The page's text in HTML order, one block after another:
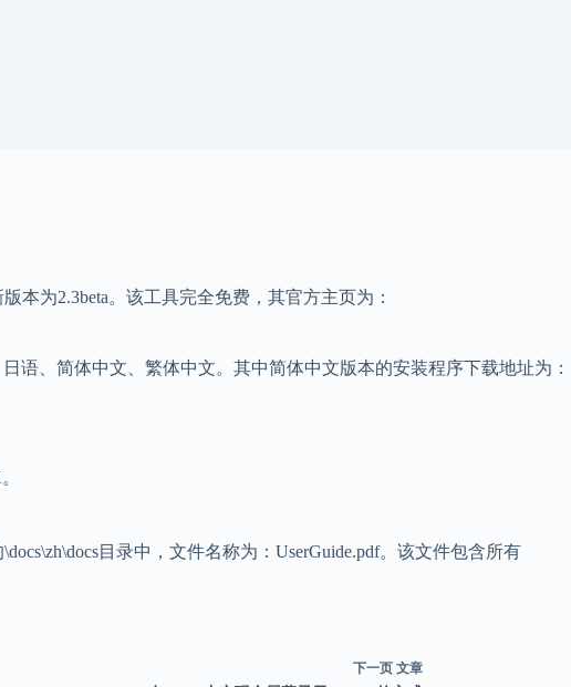
本为2.3beta。该工具完全免费，其官方主页为：
语、简体中文、繁体中文。其中简体中文版本的安装程序下载地址为：
目录中，文件名称为：UserGuide.pdf。该文件包含所有
下一页 文章